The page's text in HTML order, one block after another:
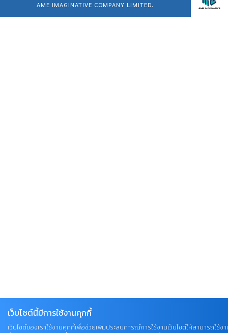
AME IMAGINATIVE COMPANY LIMITED.
เว็บไซต์นี้มีการใช้งานคุกกี้
เว็บไซต์ของเราใช้งานคุกกี้เพื่อช่วยเพิ่มประสบการณ์การใช้งานเว็บไซต์ให้สามารถใช้ง